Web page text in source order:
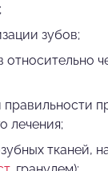
зубов;
лечения;
тканей,